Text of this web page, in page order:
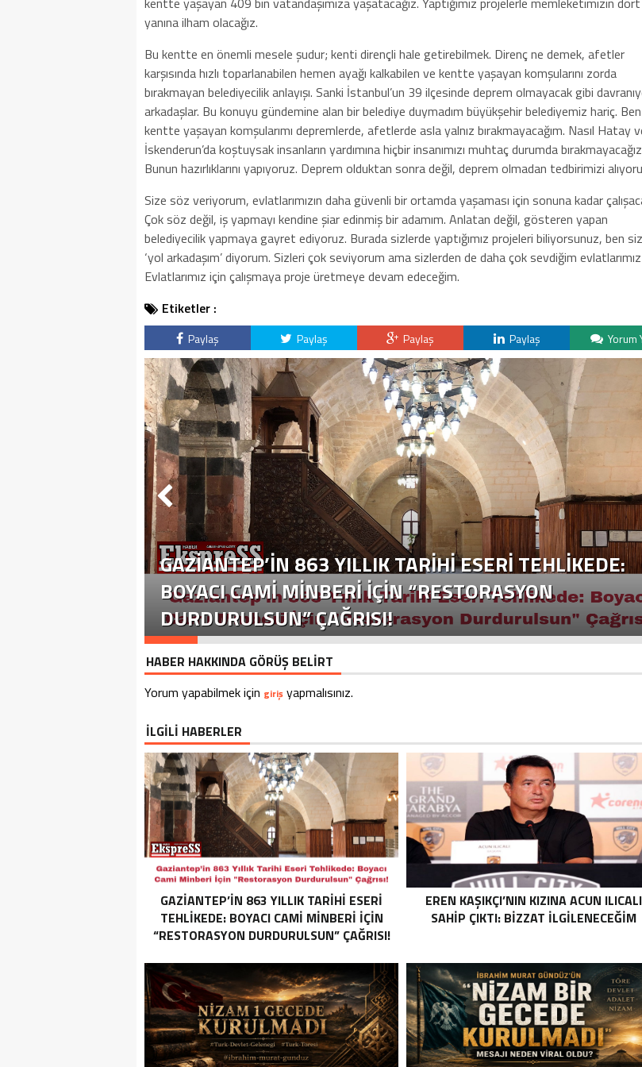
yanına ilham olacağız.
Bu kentte en önemli mesele şudur; kenti dirençli hale getirebilmek. Direnç ne demek, afetler
karşısında hızlı toparlanabilen hemen ayağı kalkabilen ve kentte yaşayan komşularını zorda
bırakmayan belediyecilik anlayışı. Sanki İstanbul’un 39 ilçesinde deprem olmayacak gibi
arkadaşlar. Bu konuyu gündemine alan bir belediye duymadım büyükşehir belediyemiz hariç.
kentte yaşayan komşularımı depremlerde, afetlerde asla yalnız bırakmayacağım. Nasıl Hatay
İskenderun’da koştuysak insanların yardımına hiçbir insanımızı muhtaç durumda
Bunun hazırlıklarını yapıyoruz. Deprem olduktan sonra değil, deprem olmadan tedbirimizi
Size söz veriyorum, evlatlarımızın daha güvenli bir ortamda yaşaması için sonuna kadar
Çok söz değil, iş yapmayı kendine şiar edinmiş bir adamım. Anlatan değil, gösteren yapan
belediyecilik yapmaya gayret ediyoruz. Burada sizlerde yaptığımız projeleri biliyorsunuz, ben
‘yol arkadaşım’ diyorum. Sizleri çok seviyorum ama sizlerden de daha çok sevdiğim
Evlatlarımız için çalışmaya proje üretmeye devam edeceğim.
Etiketler :
Paylaş Paylaş Paylaş Paylaş Yorum
GAZIANTEP’IN 863 YILLIK TARIHI ESERI TEHLIKEDE:
BOYACI CAMI MINBERI İÇIN “RESTORASYON
DURDURULSUN” ÇAĞRISI!
HABER HAKKINDA GÖRÜŞ BELİRT
Yorum yapabilmek için giriş yapmalısınız.
İLGİLİ HABERLER
GAZIANTEP’IN 863 YILLIK TARIHI ESERI
TEHLIKEDE: BOYACI CAMI MINBERI İÇIN
“RESTORASYON DURDURULSUN” ÇAĞRISI!
EREN KAŞIKÇI’NIN KIZINA ACUN ILICALI
SAHIP ÇIKTI: BIZZAT ILGILENECEĞIM